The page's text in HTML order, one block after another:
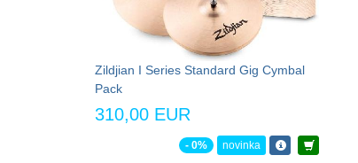
Zildjian I Series Standard Gig Cymbal
Pack
310,00 EUR
- 0% novinka